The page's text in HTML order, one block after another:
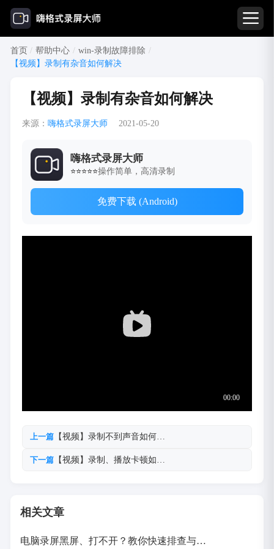
首页 / 帮助中心 / win-录制故障排除 /
【视频】录制有杂音如何解决
【视频】录制有杂音如何解决
来源： 嗨格式录屏大师 2021-05-20
嗨格式录屏大师
⭐⭐⭐⭐⭐操作简单，高清录制
免费下载 (Android)
上一篇【视频】录制不到声音如何…
下一篇【视频】录制、播放卡顿如…
相关文章
电脑录屏黑屏、打不开？教你快速排查与…